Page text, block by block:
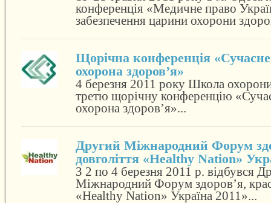
конференція «Медичне право
забезпечення царини охорони
Щорічна конференція
охорона здоров’я»
4 березня 2011 року Школа
третю щорічну конференцію
охорона здоров’я»...
Другий Міжнародний Форум
довголіття «Healthy Nation»
З 2 по 4 березня 2011 р. відбувся
Міжнародний Форум здоров’я,
«Healthy Nation» Україна 2011»...